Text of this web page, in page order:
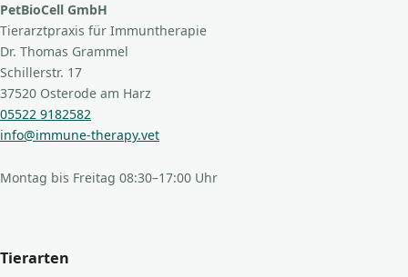
PetBioCell GmbH
Tierarztpraxis für Immuntherapie
Dr. Thomas Grammel
Schillerstr. 17
37520 Osterode am Harz
05522 9182582
info@immune-therapy.vet
Montag bis Freitag 08:30–17:00 Uhr
Tierarten